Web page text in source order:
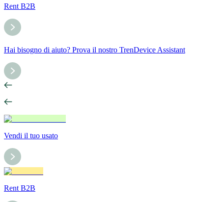
Rent B2B
Hai bisogno di aiuto? Prova il nostro TrenDevice Assistant
Vendi il tuo usato
Rent B2B